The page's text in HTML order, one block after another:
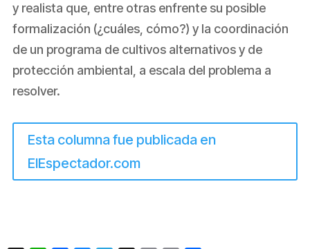
y realista que, entre otras enfrente su posible
formalización (¿cuáles, cómo?) y la coordinación
de un programa de cultivos alternativos y de
protección ambiental, a escala del problema a
resolver.
Esta columna fue publicada en
ElEspectador.com